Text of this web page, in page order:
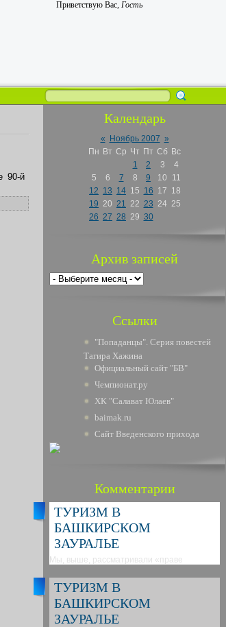
Приветствую Вас, Гость
90-й
Календарь
« Ноябрь 2007 »
Пн Вт Ср Чт Пт Сб Вс
1
2 3
4
5
6 7 8 9 10
11
12 13 14 15 16 17 18
19 20 21 22 23 24 25
26 27 28 29 30
Архив записей
Ссылки
"Попаданцы". Серия повестей
Тагира Хажина
Официальный сайт "БВ"
Чемпионат.ру
ХК "Салават Юлаев"
baimak.ru
Сайт Введенского прихода
Комментарии
ТУРИЗМ В
БАШКИРСКОМ
ЗАУРАЛЬЕ
Мы, выше, рассматривали «праве
ТУРИЗМ В
БАШКИРСКОМ
ЗАУРАЛЬЕ